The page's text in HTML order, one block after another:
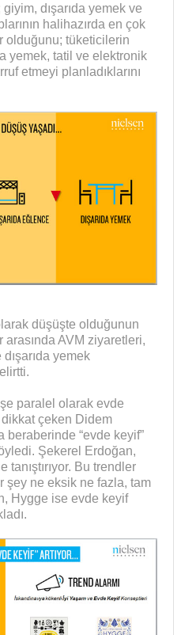
dışarıda yemek ve
halihazırda en çok
olduğunu; tüketicilerin
yemek, tatil ve elektronik
etmeyi planladıklarını
düşüşte olduğunun
arasında AVM ziyaretleri,
yemek
paralel olarak evde
dikkat çeken Didem
“evde keyif”
Şekerel Erdoğan,
Bu trendler
şey ne eksik ne fazla, tam
Hygge ise evde keyif